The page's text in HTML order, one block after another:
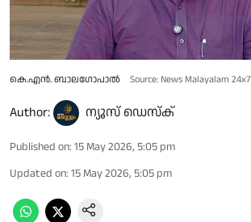
കെ.എൻ. ബാലഗോപാൽ Source: News Malayalam 24x7
Author: ന്യൂസ് ഡെസ്ക്
Published on: 15 May 2026, 5:05 pm
Updated on: 15 May 2026, 5:05 pm